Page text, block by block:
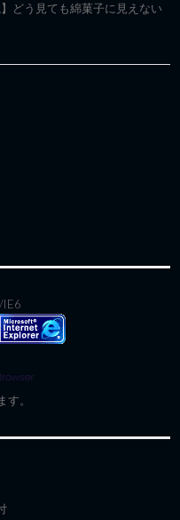
】どう見ても綿菓子に見えない
IE6
。